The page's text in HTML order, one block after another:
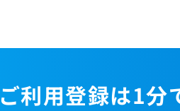
ご利用登録は1分